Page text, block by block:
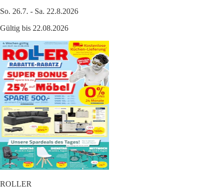
So. 26.7. - Sa. 22.8.2026
Gültig bis 22.08.2026
ROLLER